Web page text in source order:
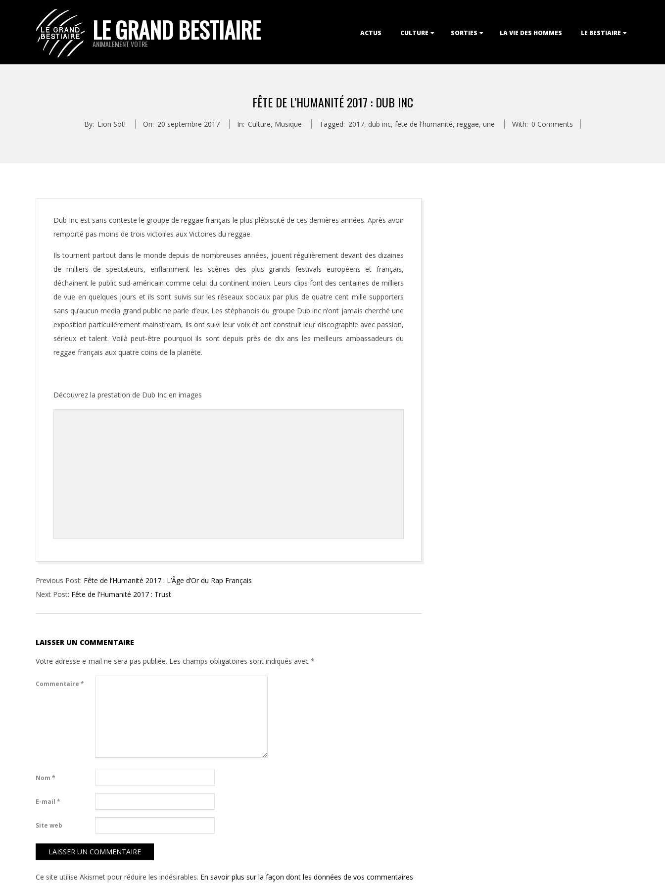
LE GRAND BESTIAIRE
ANIMALEMENT VOTRE
ACTUS CULTURE SORTIES LA VIE DES HOMMES LE BESTIAIRE
FÊTE DE L’HUMANITÉ 2017 : DUB INC
By: Lion Sot! On: 20 septembre 2017 In: Culture, Musique Tagged: 2017, dub inc, fete de l'humanité, reggae, une With: 0 Comments
Dub Inc est sans conteste le groupe de reggae français le plus plébiscité de ces dernières années. Après avoir
remporté pas moins de trois victoires aux Victoires du reggae.
Ils tournent partout dans le monde depuis de nombreuses années, jouent régulièrement devant des dizaines
de milliers de spectateurs, enflamment les scènes des plus grands festivals européens et français,
déchainent le public sud-américain comme celui du continent indien. Leurs clips font des centaines de milliers
de vue en quelques jours et ils sont suivis sur les réseaux sociaux par plus de quatre cent mille supporters
sans qu’aucun media grand public ne parle d’eux. Les stéphanois du groupe Dub inc n’ont jamais cherché une
exposition particulièrement mainstream, ils ont suivi leur voix et ont construit leur discographie avec passion,
sérieux et talent. Voilà peut-être pourquoi ils sont depuis près de dix ans les meilleurs ambassadeurs du
reggae français aux quatre coins de la planète.
Découvrez la prestation de Dub Inc en images
09-
20
Previous Post: Fête de l’Humanité 2017 : L’Âge d’Or du Rap Français
Next Post: Fête de l’Humanité 2017 : Trust
LAISSER UN COMMENTAIRE
Votre adresse e-mail ne sera pas publiée. Les champs obligatoires sont indiqués avec *
Commentaire *
Nom *
E-mail *
Site web
Ce site utilise Akismet pour réduire les indésirables. En savoir plus sur la façon dont les données de vos commentaires